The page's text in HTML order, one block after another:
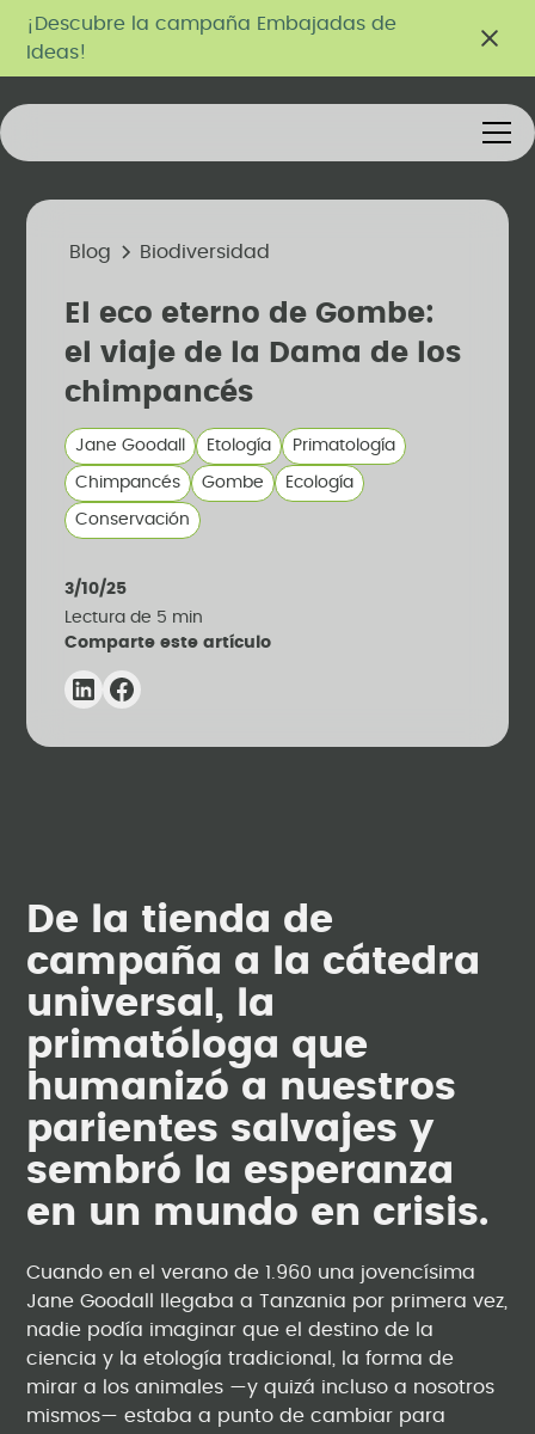
¡Descubre la campaña Embajadas de
Ideas!
Blog Biodiversidad
El eco eterno de Gombe:
el viaje de la Dama de los
chimpancés
Jane Goodall Etología Primatología
Chimpancés Gombe Ecología
Conservación
3/10/25
Lectura de 5 min
Comparte este artículo
De la tienda de
campaña a la cátedra
universal, la
primatóloga que
humanizó a nuestros
parientes salvajes y
sembró la esperanza
en un mundo en crisis.
Cuando en el verano de 1.960 una jovencísima
Jane Goodall llegaba a Tanzania por primera vez,
nadie podía imaginar que el destino de la
ciencia y la etología tradicional, la forma de
mirar a los animales —y quizá incluso a nosotros
mismos— estaba a punto de cambiar para